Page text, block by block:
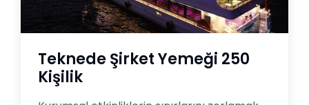
Teknede Şirket Yemeği 250
Kişilik